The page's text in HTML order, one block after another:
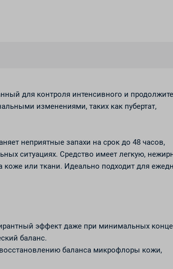
для контроля интенсивного и
изменениями, таких как пубертат,
неприятные запахи на срок до 48 часов,
ситуациях. Средство имеет легкую,
коже или ткани. Идеально подходит для
эффект даже при минимальных
баланс.
баланса микрофлоры кожи,